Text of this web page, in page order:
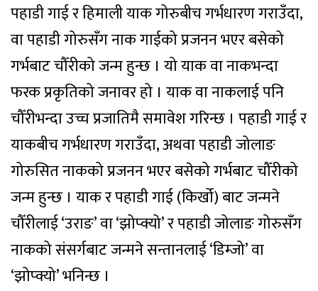
पहाडी गाई र हिमाली याक गोरुबीच गर्भधारण गराउँदा,
वा पहाडी गोरुसँग नाक गाईको प्रजनन भएर बसेको
गर्भबाट चौँरीको जन्म हुन्छ । यो याक वा नाकभन्दा
फरक प्रकृतिको जनावर हो । याक वा नाकलाई पनि
चौँरीभन्दा उच्च प्रजातिमै समावेश गरिन्छ । पहाडी गाई र
याकबीच गर्भधारण गराउँदा, अथवा पहाडी जोलाङ
गोरुसित नाकको प्रजनन भएर बसेको गर्भबाट चौँरीको
जन्म हुन्छ । याक र पहाडी गाई (किर्खो) बाट जन्मने
चौँरीलाई ‘उराङ’ वा ‘झोप्क्यो’ र पहाडी जोलाङ गोरुसँग
नाकको संसर्गबाट जन्मने सन्तानलाई ‘डिम्जो’ वा
‘झोप्क्यो’ भनिन्छ ।